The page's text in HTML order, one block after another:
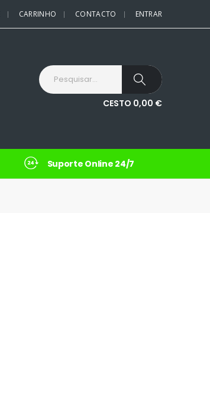
CARRINHO CONTACTO ENTRAR
CESTO 0,00 €
Suporte Online 24/7